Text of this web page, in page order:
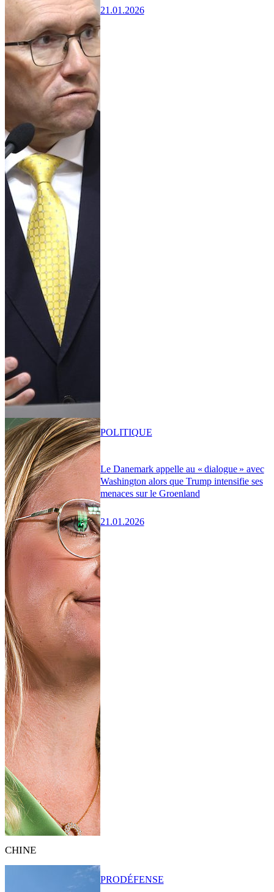
21.01.2026
Le Danemark appelle au « dialogue » avec
Washington alors que Trump intensifie ses
menaces sur le Groenland
21.01.2026
POLITIQUE
CHINE
PRODÉFENSE